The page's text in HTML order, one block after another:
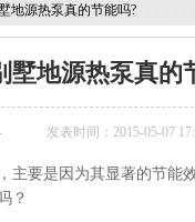
地源热泵真的节能吗?
墅地源热泵真的
发表时间：2015-05-07
主要是因为其显著的节能
？